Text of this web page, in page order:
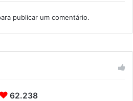
publicar um comentário.
62.238